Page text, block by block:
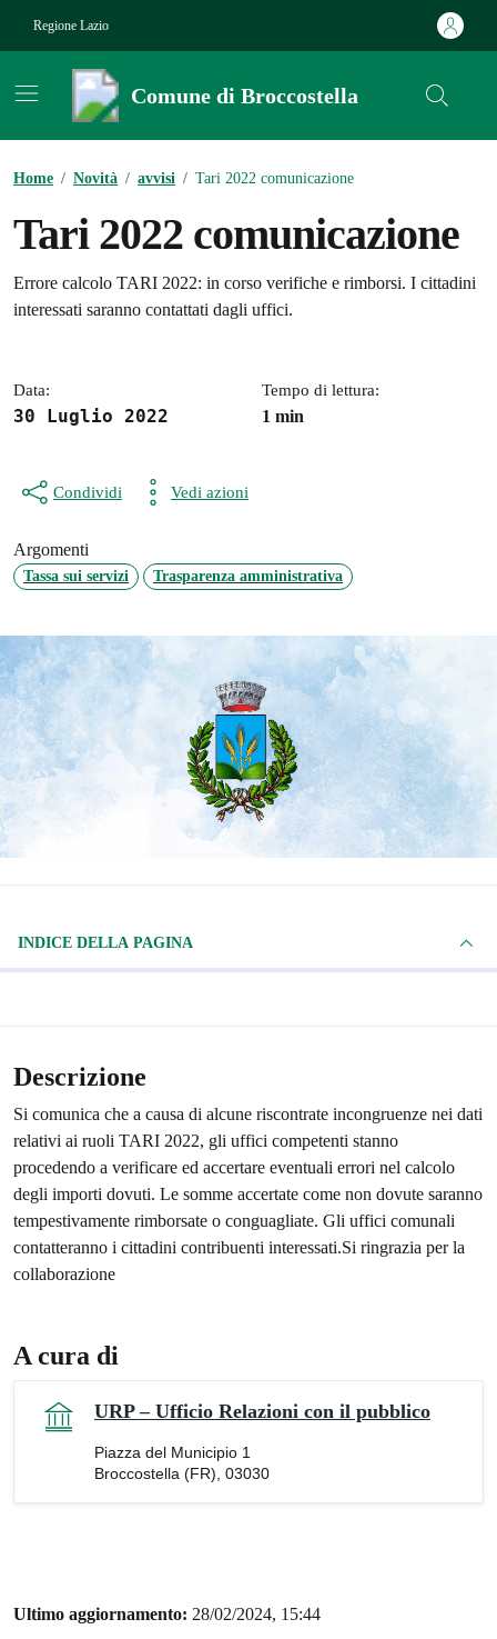
Regione Lazio
Comune di Broccostella
Home / Novità / avvisi / Tari 2022 comunicazione
Tari 2022 comunicazione
Dettagli della notizia
Errore calcolo TARI 2022: in corso verifiche e rimborsi. I cittadini
interessati saranno contattati dagli uffici.
Data:
30 Luglio 2022
Tempo di lettura:
1 min
Condividi Vedi azioni
Argomenti
Tassa sui servizi Trasparenza amministrativa
INDICE DELLA PAGINA
Descrizione
Si comunica che a causa di alcune riscontrate incongruenze nei dati
relativi ai ruoli TARI 2022, gli uffici competenti stanno
procedendo a verificare ed accertare eventuali errori nel calcolo
degli importi dovuti. Le somme accertate come non dovute saranno
tempestivamente rimborsate o conguagliate. Gli uffici comunali
contatteranno i cittadini contribuenti interessati.Si ringrazia per la
collaborazione
A cura di
URP – Ufficio Relazioni con il pubblico
Piazza del Municipio 1
Broccostella (FR), 03030
Ultimo aggiornamento: 28/02/2024, 15:44